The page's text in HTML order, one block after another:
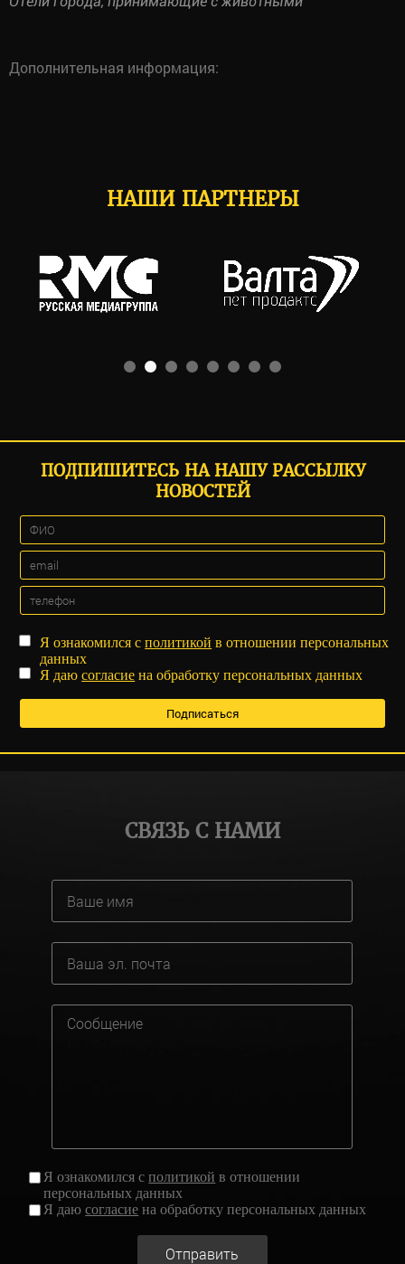
Дополнительная информация:
НАШИ ПАРТНЕРЫ
ПОДПИШИТЕСЬ НА НАШУ РАССЫЛКУ
НОВОСТЕЙ
Я ознакомился сполитикой в отношении персональных
данных
Я даюсогласие на обработку персональных данных
СВЯЗЬ С НАМИ
Я ознакомился сполитикой в отношении
персональных данных
Я даюсогласие на обработку персональных данных
Отправить